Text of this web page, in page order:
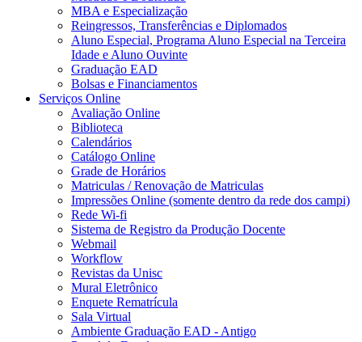
MBA e Especialização
Reingressos, Transferências e Diplomados
Aluno Especial, Programa Aluno Especial na Terceira
Idade e Aluno Ouvinte
Graduação EAD
Bolsas e Financiamentos
Serviços Online
Avaliação Online
Biblioteca
Calendários
Catálogo Online
Grade de Horários
Matriculas / Renovação de Matriculas
Impressões Online (somente dentro da rede dos campi)
Rede Wi-fi
Sistema de Registro da Produção Docente
Webmail
Workflow
Revistas da Unisc
Mural Eletrônico
Enquete Rematrícula
Sala Virtual
Ambiente Graduação EAD - Antigo